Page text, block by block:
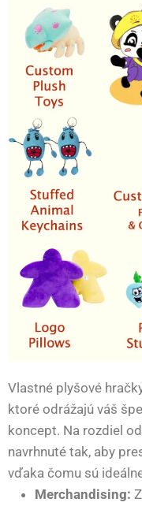
Vlastné plyšové
ktoré odrážajú váš
koncept. Na rozdiel
navrhnuté tak, aby
vďaka čomu sú
Merchandising: